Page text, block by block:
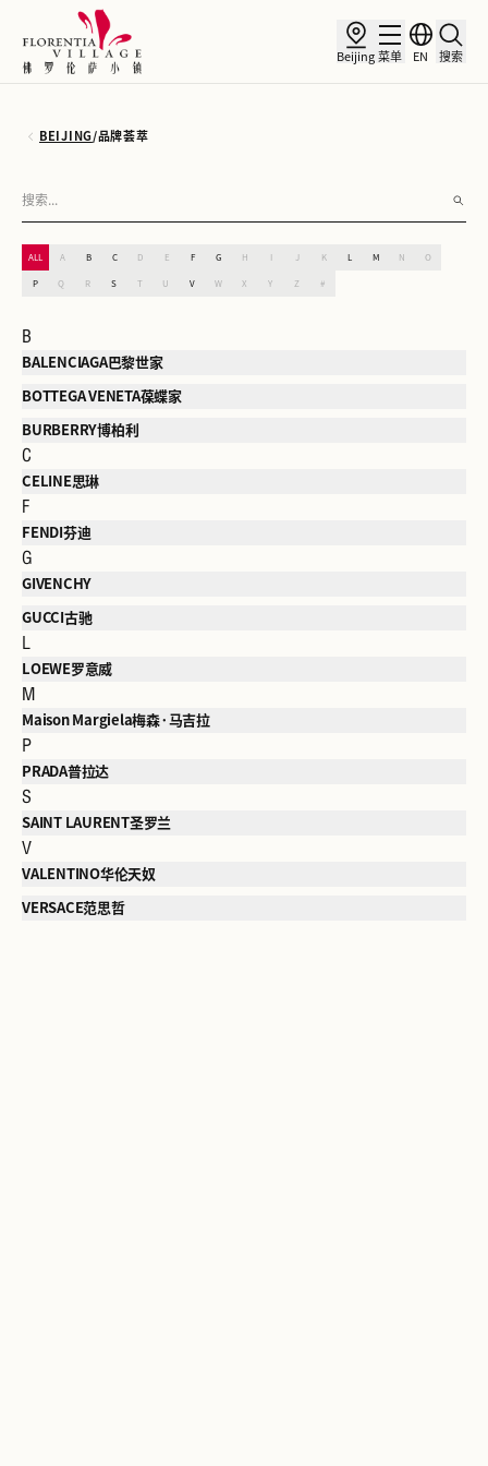
Beijing 菜单 EN 搜索
BEIJING/品牌荟萃
ALL A B C D E F G H K M N O
P Q R S T V W X Y Z #
B
BALENCIAGA巴黎世家
BOTTEGA VENETA葆蝶家
BURBERRY博柏利
C
CELINE思琳
F
FENDI芬迪
G
GIVENCHY
GUCCI古驰
L
LOEWE罗意威
M
Maison Margiela梅森·马吉拉
P
PRADA普拉达
S
SAINT LAURENT圣罗兰
V
VALENTINO华伦天奴
VERSACE范思哲